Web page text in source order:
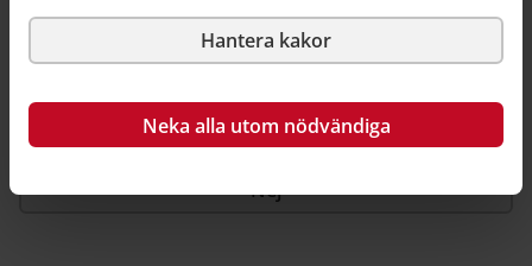
Hantera kakor
Neka alla utom nödvändiga
Så här kan du källhänvisa till denna sida
Hjälpte informationen dig?
Ja
Nej